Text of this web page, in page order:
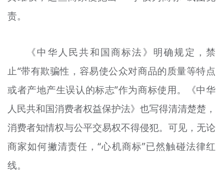
责。
《中华人民共和国商标法》明确规定，禁
止“带有欺骗性，容易使公众对商品的质量等特点
或者产地产生误认的标志”作为商标使用。《中华
人民共和国消费者权益保护法》也写得清清楚楚，
消费者知情权与公平交易权不得侵犯。可见，无论
商家如何撇清责任，“心机商标”已然触碰法律红
线。